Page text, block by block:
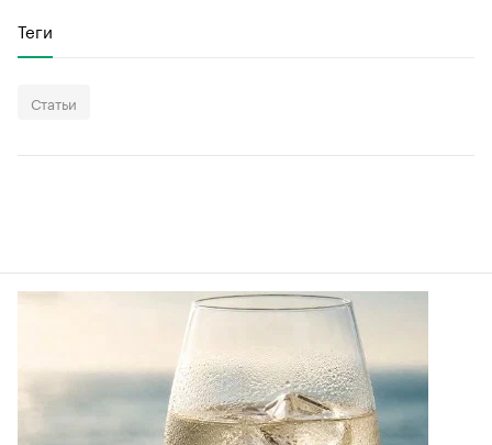
Теги
Статьи